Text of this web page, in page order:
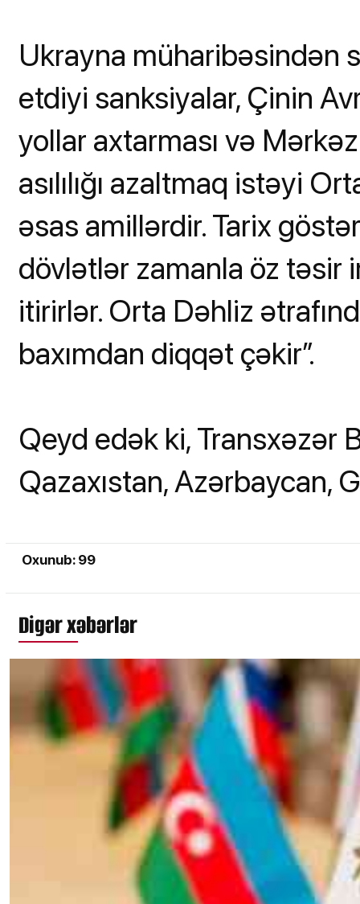
Ukrayna müharibəsindən
etdiyi sanksiyalar, Çinin
yollar axtarması və
asılılığı azaltmaq istəyi
əsas amillərdir. Tarix
dövlətlər zamanla öz təsir
itirirlər. Orta Dəhliz
baxımdan diqqət çəkir”.
Qeyd edək ki, Transxəzər
Qazaxıstan, Azərbaycan,
Oxunub: 99
Digər xəbərlər